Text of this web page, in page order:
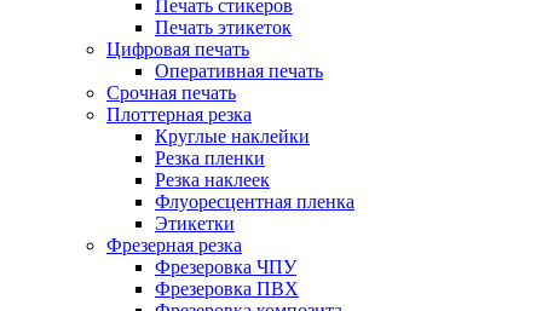
Печать стикеров
Печать этикеток
Цифровая печать
Оперативная печать
Срочная печать
Плоттерная резка
Круглые наклейки
Резка пленки
Резка наклеек
Флуоресцентная пленка
Этикетки
Фрезерная резка
Фрезеровка ЧПУ
Фрезеровка ПВХ